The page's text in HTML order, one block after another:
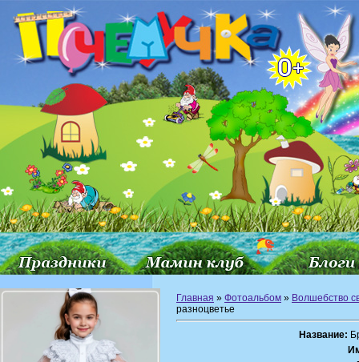
Главная » Фотоальбом » Волшебство
разноцветье
Название: